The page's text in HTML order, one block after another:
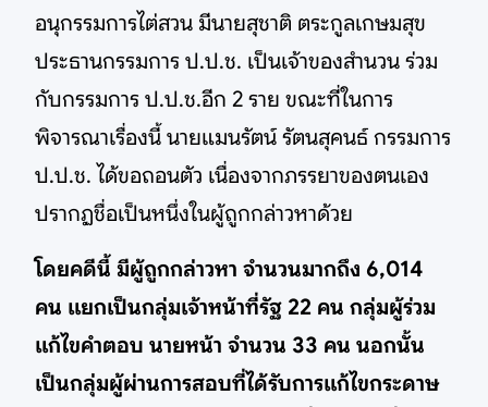
อนุกรรมการไต่สวน มีนายสุชาติ ตระกูลเกษมสุข
ประธานกรรมการ ป.ป.ช. เป็นเจ้าของสำนวน ร่วม
กับกรรมการ ป.ป.ช.อีก 2 ราย ขณะที่ในการ
พิจารณาเรื่องนี้ นายแมนรัตน์ รัตนสุคนธ์ กรรมการ
ป.ป.ช. ได้ขอถอนตัว เนื่องจากภรรยาของตนเอง
ปรากฏชื่อเป็นหนึ่งในผู้ถูกกล่าวหาด้วย
โดยคดีนี้ มีผู้ถูกกล่าวหา จำนวนมากถึง 6,014
คน แยกเป็นกลุ่มเจ้าหน้าที่รัฐ 22 คน กลุ่มผู้ร่วม
แก้ไขคำตอบ นายหน้า จำนวน 33 คน นอกนั้น
เป็นกลุ่มผู้ผ่านการสอบที่ได้รับการแก้ไขกระดาษ